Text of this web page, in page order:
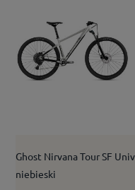
Ghost Nirvana Tour SF
niebieski